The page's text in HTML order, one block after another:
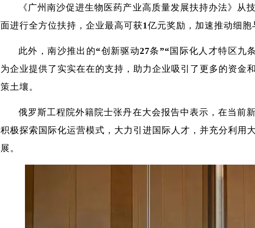
《广州南沙促进生物医药产业高质量发展扶持办法》
面进行全方位扶持，企业最高可获1亿元奖励，加速推动细
此外，南沙推出的“创新驱动27条”“国际化人才特区九
为企业提供了实实在在的支持，助力企业吸引了更多的资金
策土壤。
俄罗斯工程院外籍院士张丹在大会报告中表示，在当前
积极探索国际化运营模式，大力引进国际人才，并充分利用
展。